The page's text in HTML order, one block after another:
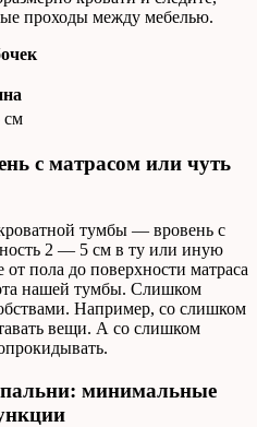
проходы между мебелью.
см
с матрасом или чуть
тумбы — вровень с
2 — 5 см в ту или иную
пола до поверхности матраса
нашей тумбы. Слишком
Например, со слишком
вещи. А со слишком
минимальные